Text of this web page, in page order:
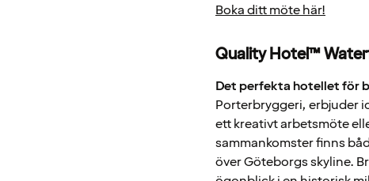
Boka ditt möte här!
Quality Hotel™
Det perfekta hotellet för
Porterbryggeri, erbjuder
ett kreativt arbetsmöte
sammankomster finns
över Göteborgs skyline.